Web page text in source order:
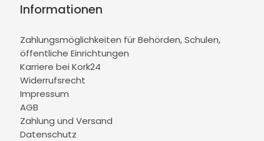
Informationen
Zahlungsmöglichkeiten für Behörden, Schulen,
öffentliche Einrichtungen
Karriere bei Kork24
Widerrufsrecht
Impressum
AGB
Zahlung und Versand
Datenschutz